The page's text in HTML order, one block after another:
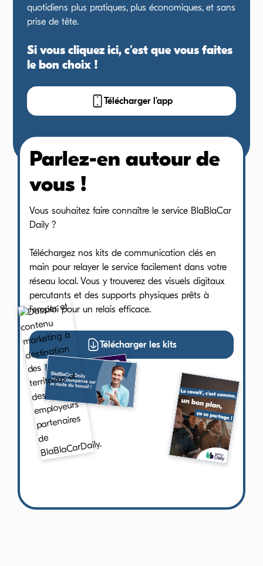
quotidiens plus pratiques, plus économiques, et sans
prise de tête.
Si vous cliquez ici, c'est que vous faites
le bon choix !
Télécharger l'app
Parlez-en autour de
vous !
Vous souhaitez faire connaître le service BlaBlaCar
Daily ?
Téléchargez nos kits de communication clés en
main pour relayer le service facilement dans votre
réseau local. Vous y trouverez des visuels digitaux
percutants et des supports physiques prêts à
l'emploi pour un relais efficace.
Télécharger les kits